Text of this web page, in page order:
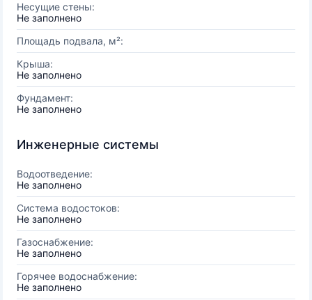
Несущие стены:
Не заполнено
Площадь подвала, м²:
Крыша:
Не заполнено
Фундамент:
Не заполнено
Инженерные системы
Водоотведение:
Не заполнено
Система водостоков:
Не заполнено
Газоснабжение:
Не заполнено
Горячее водоснабжение:
Не заполнено